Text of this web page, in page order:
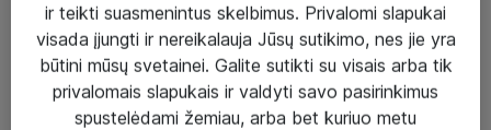
Sprendimai
Įgyvendinti projektai
Atea ekspertų patarimai verslui
ir teikti suasmenintus skelbimus. Privalomi slapukai
visada įjungti ir nereikalauja Jūsų sutikimo, nes jie yra
būtini mūsų svetainei. Galite sutikti su visais arba tik
privalomais slapukais ir valdyti savo pasirinkimus
spustelėdami žemiau, arba bet kuriuo metu